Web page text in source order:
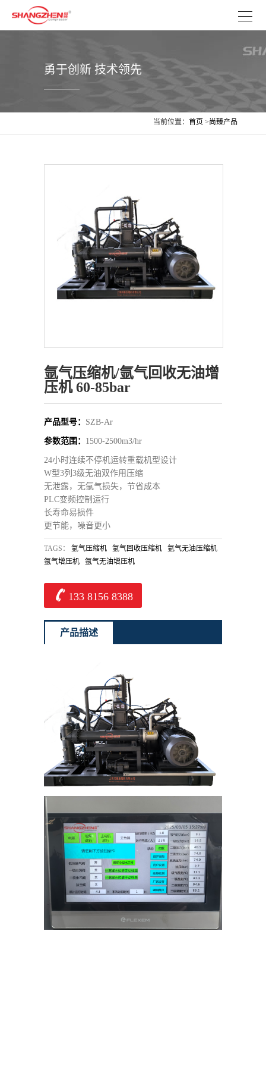
勇于创新 技术领先
当前位置： 首页 >尚臻产品
氩气压缩机/氩气回收无油增
压机 60-85bar
产品型号： SZB-Ar
参数范围： 1500-2500m3/hr
24小时连续不停机运转重载机型设计
W型3列3级无油双作用压缩
无泄露，无氩气损失，节省成本
PLC变频控制运行
长寿命易损件
更节能，噪音更小
TAGS： 氩气压缩机 氩气回收压缩机
氩气无油压缩机
氩气增压机
氩气无油增压机
 133 8156 8388
产品描述